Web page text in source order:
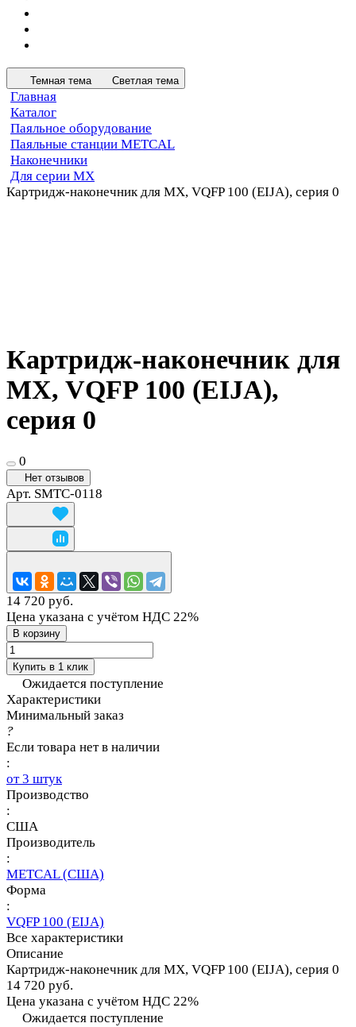
Темная тема Светлая тема
Главная
Каталог
Паяльное оборудование
Паяльные станции METCAL
Наконечники
Для серии MX
Картридж-наконечник для MX, VQFP 100 (EIJA), серия 0
Картридж-наконечник для
MX, VQFP 100 (EIJA),
серия 0
0
Нет отзывов
Арт. SMTC-0118
14 720 руб.
Цена указана с учётом НДС 22%
В корзину
Купить в 1 клик
Ожидается поступление
Характеристики
Минимальный заказ
?
Если товара нет в наличии
:
от 3 штук
Производство
:
США
Производитель
:
METCAL (США)
Форма
:
VQFP 100 (EIJA)
Все характеристики
Описание
Картридж-наконечник для MX, VQFP 100 (EIJA), серия 0
14 720 руб.
Цена указана с учётом НДС 22%
Ожидается поступление